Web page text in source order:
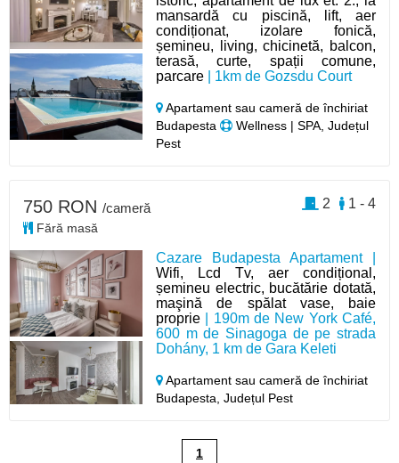
mansardă cu piscină, lift, aer
condiționat, izolare fonică,
șemineu, living, chicinetă, balcon,
terasă, curte, spații comune,
parcare | 1km de Gozsdu Court
Apartament sau cameră de închiriat
Budapesta
Wellness | SPA, Județul
Pest
Cazare Budapesta Apartament |
Wifi, Lcd Tv, aer condițional,
șemineu electric, bucătărie dotată,
maşină de spălat vase, baie
proprie | 190m de New York Café,
600 m de Sinagoga de pe strada
Dohány, 1 km de Gara Keleti
Apartament sau cameră de închiriat
Budapesta,Județul Pest
750 RON /cameră
Fără masă
1 - 4
2
1